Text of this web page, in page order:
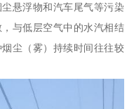
悬浮物和汽车尾气等污染
与低层空气中的水汽相结
尘（雾）持续时间往往较